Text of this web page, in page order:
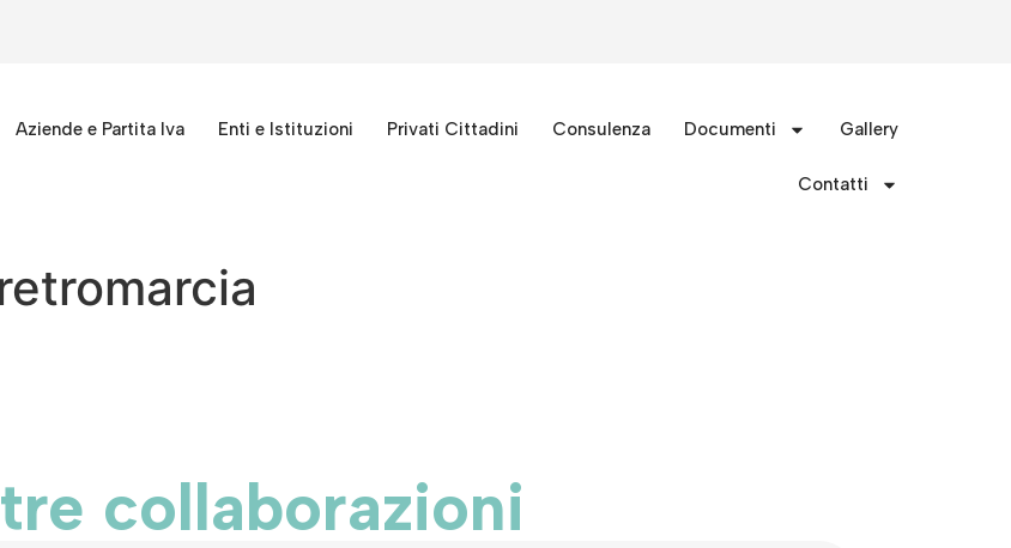
Aziende e Partita Iva Enti e Istituzioni Privati Cittadini Consulenza Documenti Gallery
Contatti
collaborazioni